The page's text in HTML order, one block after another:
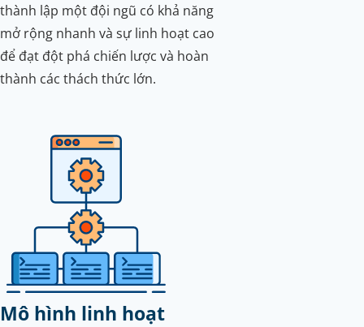
thành lập một đội ngũ có khả năng
mở rộng nhanh và sự linh hoạt cao
để đạt đột phá chiến lược và hoàn
thành các thách thức lớn.
Mô hình linh hoạt